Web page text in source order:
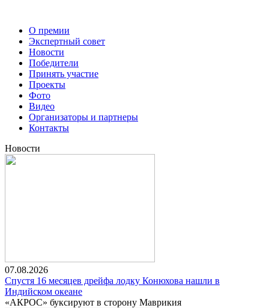
О премии
Экспертный совет
Новости
Победители
Принять участие
Проекты
Фото
Видео
Организаторы и партнеры
Контакты
Новости
07.08.2026
Спустя 16 месяцев дрейфа лодку Конюхова нашли в
Индийском океане
«АКРОС» буксируют в сторону Маврикия